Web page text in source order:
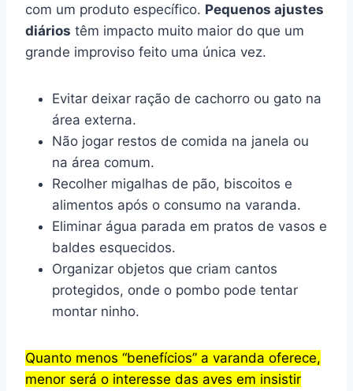
com um produto específico. Pequenos ajustes
diários têm impacto muito maior do que um
grande improviso feito uma única vez.
Evitar deixar ração de cachorro ou gato na
área externa.
Não jogar restos de comida na janela ou
na área comum.
Recolher migalhas de pão, biscoitos e
alimentos após o consumo na varanda.
Eliminar água parada em pratos de vasos e
baldes esquecidos.
Organizar objetos que criam cantos
protegidos, onde o pombo pode tentar
montar ninho.
Quanto menos “benefícios” a varanda oferece,
menor será o interesse das aves em insistir